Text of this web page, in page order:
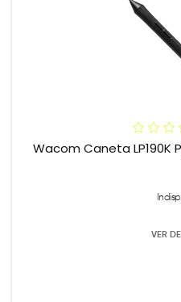
Wacom Caneta LP190K
VER